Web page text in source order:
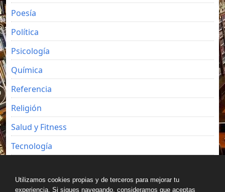
Poesía
Política
Psicología
Química
Referencia
Religión
Salud y Fitness
Tecnología
Utilizamos cookies propias y de terceros para mejorar tu
experiencia. Si sigues navegando, consideramos que aceptas